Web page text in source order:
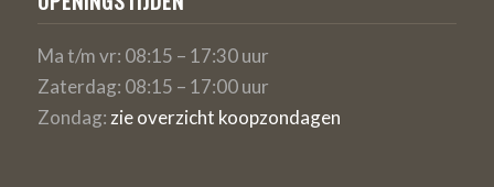
Ma t/m vr: 08:15 – 17:30 uur
Zaterdag: 08:15 – 17:00 uur
Zondag: zie overzicht koopzondagen